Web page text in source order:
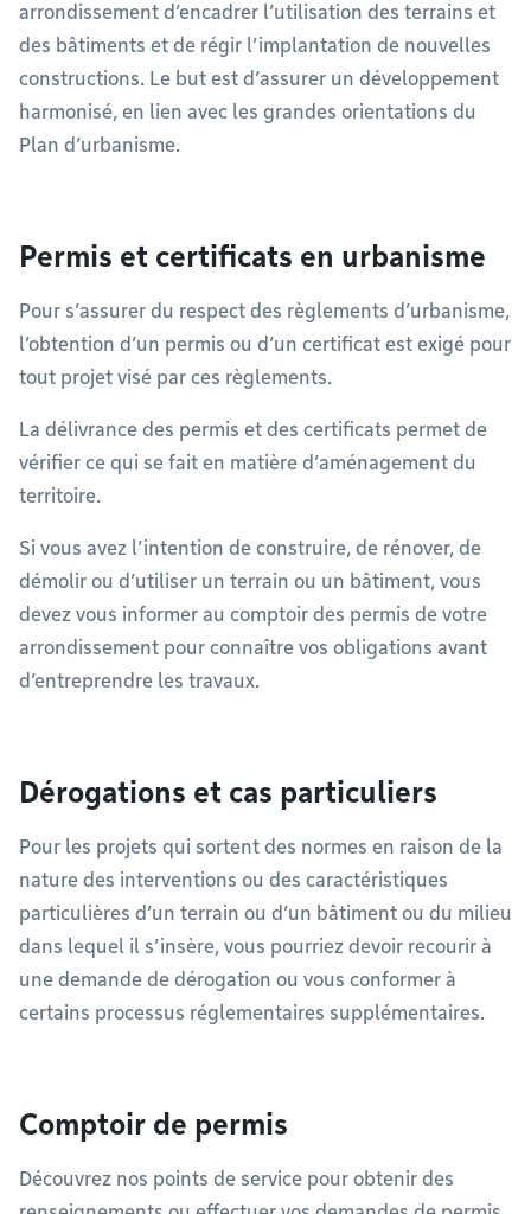
arrondissement d’encadrer l’utilisation des terrains et
des bâtiments et de régir l’implantation de nouvelles
constructions. Le but est d’assurer un développement
harmonisé, en lien avec les grandes orientations du
Plan d’urbanisme.
Permis et certificats en urbanisme
Pour s’assurer du respect des règlements d’urbanisme,
l’obtention d’un permis ou d’un certificat est exigé pour
tout projet visé par ces règlements.
La délivrance des permis et des certificats permet de
vérifier ce qui se fait en matière d’aménagement du
territoire.
Si vous avez l’intention de construire, de rénover, de
démolir ou d’utiliser un terrain ou un bâtiment, vous
devez vous informer au comptoir des permis de votre
arrondissement pour connaître vos obligations avant
d’entreprendre les travaux.
Dérogations et cas particuliers
Pour les projets qui sortent des normes en raison de la
nature des interventions ou des caractéristiques
particulières d’un terrain ou d’un bâtiment ou du milieu
dans lequel il s’insère, vous pourriez devoir recourir à
une demande de dérogation ou vous conformer à
certains processus réglementaires supplémentaires.
Comptoir de permis
Découvrez nos points de service pour obtenir des